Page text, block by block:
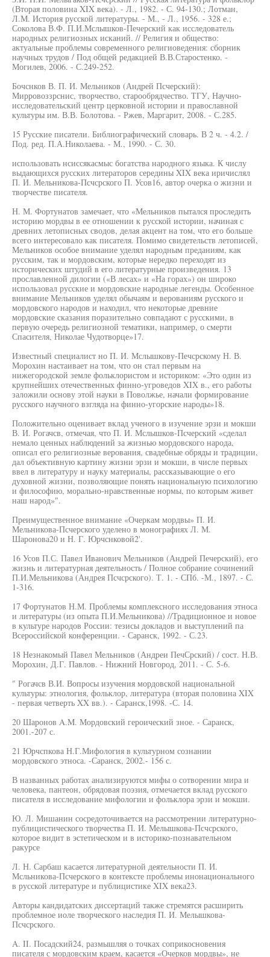
(Вторая половина XIX века). - Л., 1982. - С. 94-130.; Лотман,
Л.М. История русской литературы. - М., - Л., 1956. - 328 е.;
Соколова В.Ф. П.И.Мслышков-Печерский как исследователь
народных религиозных исканий. // Религия и общество:
актуальные проблемы современного религиоведения: сборник
научных трудов / Под общей редакцией В.В.Старостенко. -
Могилев, 2006. - С.249-252.
Бочснков В. П. И. Мельников (Андрей Псчерский):
Мирровоззрснис, творчество, старообрядчество. ТГУ, Научно-
исследовательский центр церковной истории и православной
культуры им. В.В. Болотова. - Ржев, Маргарит, 2008. - С.285.
15 Русские писатели. Библиографический словарь. В 2 ч. - 4.2. /
Под. ред. П.А.Николаева. - М., 1990. - С. 30.
использовать нсиссякасмыс богатства народного языка. К числу
выдающихся русских литераторов середины XIX века иричислял
П. И. Мельникова-Псчсрского П. Усов16, автор очерка о жизни и
творчестве писателя.
Н. М. Фортунатов замечает, что «Мельников пытался проследить
историю мордвы в ее отношении к русской истории, начиная с
древних летописных сводов, делая акцент на том, что его больше
всего интересовало как писателя. Помимо свидетельств летописей,
Мельников особое внимание уделял народным преданиям, как
русским, так и мордовским, которые нередко переходят из
исторических штудий в его литературные произведения. 13
прославленной дилогии («В лесах» и «На горах») он широко
использовал русские и мордовские народные легенды. Особенное
внимание Мельников уделял обычаям и верованиям русского и
мордовского народов и находил, что некоторые древние
мордовские сказания поразительно совпадают с русскими, в
первую очередь религиозной тематики, например, о смерти
Спасителя, Николае Чудотворце»17.
Известный специалист но П. И. Мслышкову-Печсрскому Н. В.
Морохин настаивает на том, что он стал первым на
нижегородской земле фольклористом и историком: «Это один из
крупнейших отечественных финно-угроведов XIX в., его работы
заложили основу этой науки в Поволжье, начали формирование
русского научного взгляда на финно-угорские народы»18.
Положительно оценивает вклад ученого в изучение эрзи и мокши
В. И. Рогачсв, отмечая, что П. И. Мслышков-Псчерский «сделал
немало ценных наблюдений за жизнью мордовского народа,
описал его религиозные верования, свадебные обряды и традиции,
дал объективную картину жизни эрзи и мокши, в числе первых
ввел в литературу и науку материалы, рассказывающие о его
духовной жизни, позволяющие понять национальную психологию
и философию, морально-нравственные нормы, по которым живет
наш народ»".
Преимущественное внимание «Очеркам мордвы» П. И.
Мельникова-Псчерского уделено в монографиях Л. М.
Шаронова20 и Н. Г. Юрчснковой2'.
16 Усов П.С. Павел Иванович Мельников (Андрей Печерский), его
жизнь и литературная деятельность / Полное собрание сочинений
П.И.Мельникова (Андрея Псчсрского). Т. 1. - СПб. -М., 1897. - С.
1-316.
17 Фортунатов Н.М. Проблемы комплексного исследования этноса
и литературы (из опыта П.И.Мельникова) //Традиционное и новое
в культуре народов России: тезисы докладов и выступлений па
Всероссийской конференции. - Саранск, 1992. - С.23.
18 Незнакомый Павел Мельников (Андреи ПечСрский) / сост. Н.В.
Морохин, Д.Г. Павлов. - Нижний Новгород, 2011. - С. 5-6.
" Рогачсв В.И. Вопросы изучения мордовской национальной
культуры: этнология, фольклор, литература (вторая половина XIX
- первая четверть XX вв.). - Саранск,1998. -С. 14.
20 Шаронов A.M. Мордовский героический зное. - Саранск,
2001.-207 с.
21 Юрчспкова Н.Г.Мифология в культурном сознании
мордовского этноса. -Саранск, 2002.- 156 с.
В названных работах анализируются мифы о сотворении мира и
человека, пантеон, обрядовая поэзия, отмечается вклад русского
писателя в исследование мифологии и фольклора эрзи и мокши.
Ю. Л. Мишанин сосредоточивается на рассмотрении литературно-
публицистического творчества П. И. Мелышкова-Псчсрского,
которое видит в эстетическом и в историко-познавательном
ракурсе
Л. Н. Сарбаш касается литературной деятельности П. И.
Мсльникова-Псчерского в контексте проблемы инонационального
в русской литературе и публицистике XIX века23.
Авторы кандидатских диссертаций также стремятся расширить
проблемное иоле творческого наследия П. И. Мелышкова-
Псчсрского.
A. II. Посадский24, размышляя о точках соприкосновения
писателя с мордовским краем, касается «Очерков мордвы», не